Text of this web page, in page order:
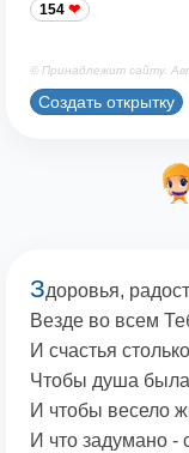
154
© Принадлежит сайту.
Создать открытку
Здоровья,
Везде во всем
И счастья
Чтобы душа
И чтобы весело
И что задумано -